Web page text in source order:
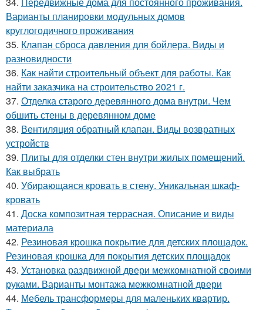
Варианты планировки модульных домов
круглогодичного проживания
35. Клапан сброса давления для бойлера. Виды и
разновидности
36. Как найти строительный объект для работы. Как
найти заказчика на строительство 2021 г.
37. Отделка старого деревянного дома внутри. Чем
обшить стены в деревянном доме
38. Вентиляция обратный клапан. Виды возвратных
устройств
39. Плиты для отделки стен внутри жилых помещений.
Как выбрать
40. Убирающаяся кровать в стену. Уникальная шкаф-
кровать
41. Доска композитная террасная. Описание и виды
материала
42. Резиновая крошка покрытие для детских площадок.
Резиновая крошка для покрытия детских площадок
43. Установка раздвижной двери межкомнатной своими
руками. Варианты монтажа межкомнатной двери
44. Мебель трансформеры для маленьких квартир.